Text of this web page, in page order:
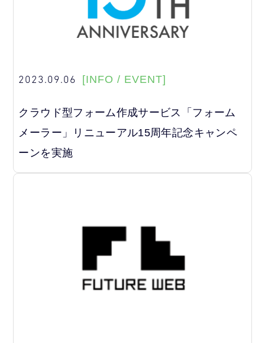
2023.09.06 [INFO / EVENT]
クラウド型フォーム作成サービス「フォーム
メーラー」リニューアル15周年記念キャンペ
ーンを実施